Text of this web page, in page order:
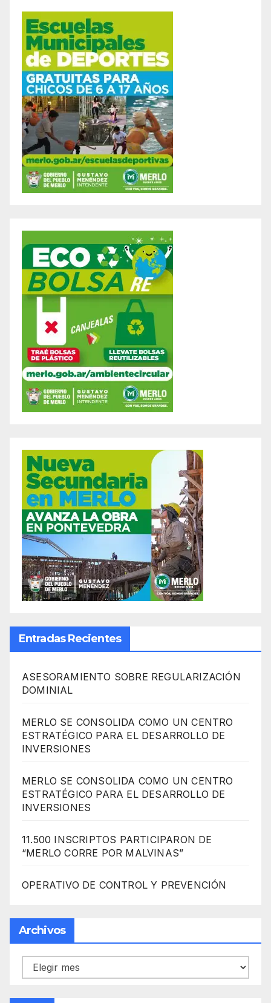
Entradas Recientes
ASESORAMIENTO SOBRE REGULARIZACIÓN
DOMINIAL
MERLO SE CONSOLIDA COMO UN CENTRO
ESTRATÉGICO PARA EL DESARROLLO DE
INVERSIONES
MERLO SE CONSOLIDA COMO UN CENTRO
ESTRATÉGICO PARA EL DESARROLLO DE
INVERSIONES
11.500 INSCRIPTOS PARTICIPARON DE
“MERLO CORRE POR MALVINAS”
OPERATIVO DE CONTROL Y PREVENCIÓN
Archivos
Archivos